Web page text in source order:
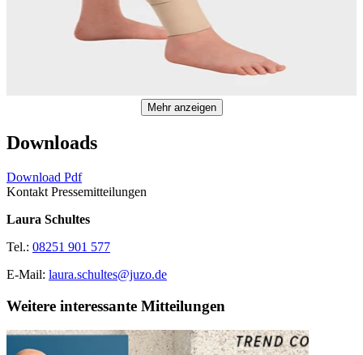
Mehr anzeigen
Downloads
Download Pdf
Kontakt Pressemitteilungen
Laura Schultes
Tel.: 08251 901 577
E-Mail: laura.schultes@juzo.de
Weitere interessante Mitteilungen